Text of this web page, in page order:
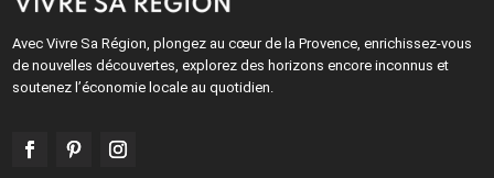
Avec Vivre Sa Région, plongez au cœur de la Provence, enrichissez-vous
de nouvelles découvertes, explorez des horizons encore inconnus et
soutenez l’économie locale au quotidien.